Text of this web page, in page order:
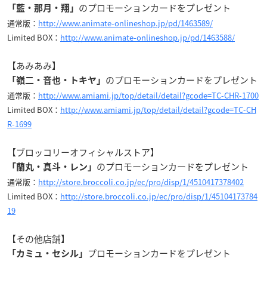
「藍・那月・翔」 のプロモーションカードをプレゼント
通常版： http://www.animate-onlineshop.jp/pd/1463589/
Limited BOX： http://www.animate-onlineshop.jp/pd/1463588/
【あみあみ】
「嶺二・音也・トキヤ」 のプロモーションカードをプレゼント
通常版： http://www.amiami.jp/top/detail/detail?gcode=TC-CHR-1700
Limited BOX： http://www.amiami.jp/top/detail/detail?gcode=TC-CH
R-1699
【ブロッコリーオフィシャルストア】
「蘭丸・真斗・レン」 のプロモーションカードをプレゼント
通常版： http://store.broccoli.co.jp/ec/pro/disp/1/4510417378402
Limited BOX： http://store.broccoli.co.jp/ec/pro/disp/1/45104173784
19
【その他店舗】
「カミュ・セシル」 プロモーションカードをプレゼント